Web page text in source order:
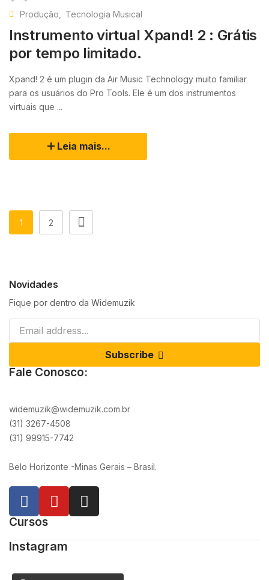
Produção
Tecnologia Musical
Instrumento virtual Xpand! 2 : Grátis
por tempo limitado.
Xpand! 2 é um plugin da Air Music Technology muito familiar
para os usuários do Pro Tools. Ele é um dos instrumentos
virtuais que ...
Leia mais...
1 2
Novidades
Fique por dentro da Widemuzik
Subscribe
Fale Conosco:
widemuzik@widemuzik.com.br
(31) 3267-4508
(31) 99915-7742
Belo Horizonte -Minas Gerais – Brasil.
Cursos
Instagram